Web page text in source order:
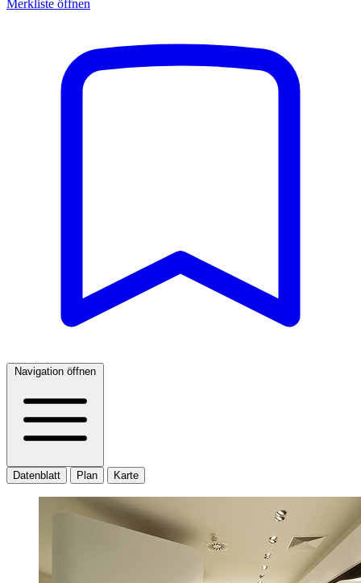
Merkliste öffnen
Navigation öffnen
Datenblatt Plan Karte